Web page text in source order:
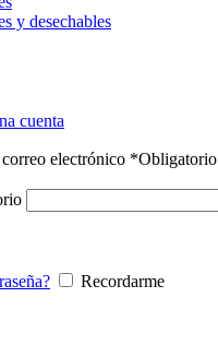
y desechables
cuenta
electrónico *Obligatorio
Recordarme